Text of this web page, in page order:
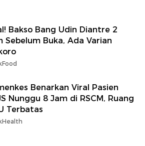
Bakso Bang Udin Diantre 2
Sebelum Buka, Ada Varian
Benarkan Viral Pasien
Nunggu 8 Jam di RSCM, Ruang
Terbatas